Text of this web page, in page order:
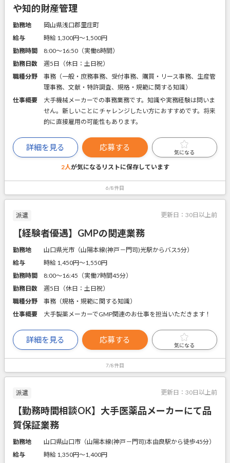
や知的財産管理
勤務地
岡山県浅口郡里庄町
給与
時給 1,300円〜1,500円
勤務時間
8:00～16:50（実働8時間）
勤務日数
週5日（休日：土日祝）
職種分野
事務（一般・庶務事務、受付事務、購買・リース事務、生産管
理事務、文献・特許調査、規格・規範に関する知識）
仕事概要
大手機械メーカーでの事務業務です。知識や実務経験は問いま
せん。新しいことにチャレンジしたい方におすすめです。将来
的に直接雇用の可能性もあります。
詳細を見る 応募する
気になる
2人が気になるリストに保存しています
6/8件目
派遣 更新日： 30日以上前
【経験者優遇】GMPの関連業務
勤務地
山口県光市（山陽本線(神戸－門司)光駅からバス5分）
給与
時給 1,450円〜1,550円
勤務時間
8:00～16:45（実働7時間45分）
勤務日数
週5日（休日：土日祝）
職種分野
事務（規格・規範に関する知識）
仕事概要
大手製薬メーカーでGMP関連のお仕事を担当いただきます！
詳細を見る 応募する
気になる
7/8件目
派遣 更新日： 30日以上前
【勤務時間相談OK】大手医薬品メーカーにて品
質保証業務
勤務地
山口県山口市（山陽本線(神戸－門司)本由良駅から徒歩45分）
給与
時給 1,350円〜1,400円